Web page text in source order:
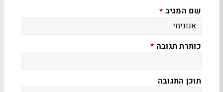
שם המגיב *
כותרת תגובה *
תוכן התגובה